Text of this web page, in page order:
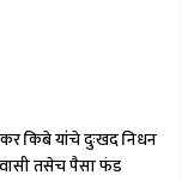
किबे यांचे दुःखद निधन
तसेच पैसा फंड